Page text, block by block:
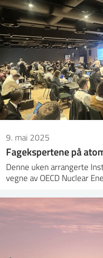
9. mai 2025
Fagekspertene på
Denne uken arrangerte
vegne av OECD Nuclear